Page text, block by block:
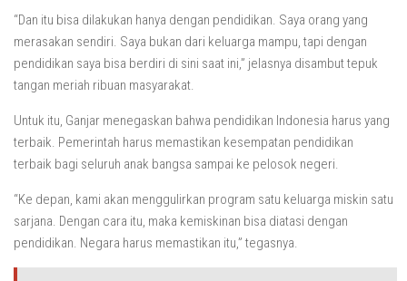
“Dan itu bisa dilakukan hanya dengan pendidikan. Saya orang yang
merasakan sendiri. Saya bukan dari keluarga mampu, tapi dengan
pendidikan saya bisa berdiri di sini saat ini,” jelasnya disambut tepuk
tangan meriah ribuan masyarakat.
Untuk itu, Ganjar menegaskan bahwa pendidikan Indonesia harus yang
terbaik. Pemerintah harus memastikan kesempatan pendidikan
terbaik bagi seluruh anak bangsa sampai ke pelosok negeri.
“Ke depan, kami akan menggulirkan program satu keluarga miskin satu
sarjana. Dengan cara itu, maka kemiskinan bisa diatasi dengan
pendidikan. Negara harus memastikan itu,” tegasnya.